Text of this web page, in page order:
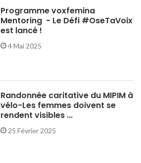
Programme voxfemina
Mentoring - Le Défi #OseTaVoix
est lancé !
4 Mai 2025
Randonnée caritative du MIPIM à
vélo-Les femmes doivent se
rendent visibles ...
25 Février 2025